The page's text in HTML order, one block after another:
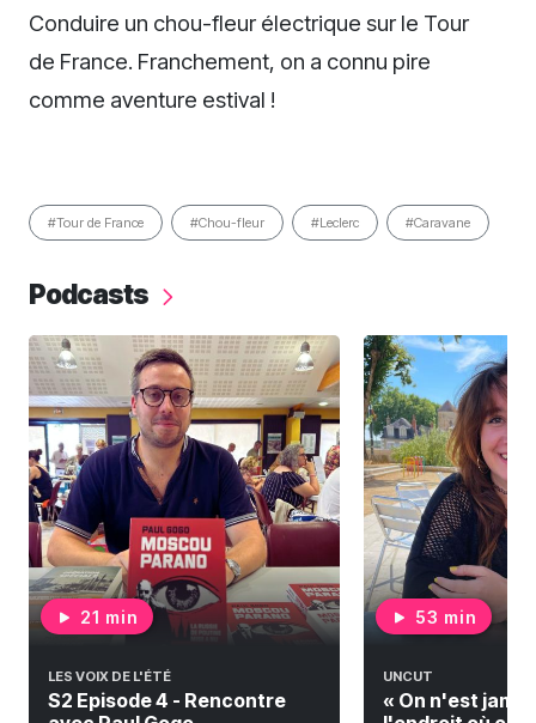
Conduire un chou-fleur électrique sur le Tour
de France. Franchement, on a connu pire
comme aventure estival !
#Tour de France #Chou-fleur #Leclerc #Caravane
Podcasts
21 min
LES VOIX DE L'ÉTÉ
S2 Episode 4 - Rencontre
53 min
UNCUT
« On n'est